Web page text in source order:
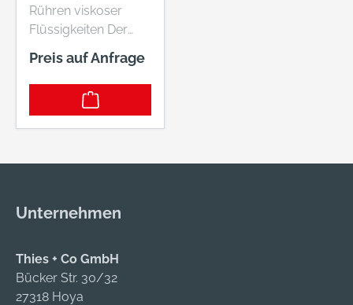
Rühren viskoser
Flüssigkeiten Der
and Sticky wurde
zum Rühren von
zähflüssigen und
Ihnen dabei, effektiv
GRW 12 E. GRW 18-2
GRW 140
Professional.
Preis auf Anfrage
Unternehmen
Thies + Co GmbH
Bücker Str. 30/32
27318 Hoya